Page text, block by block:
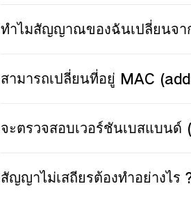
ทำไมสัญญาณของฉันเปลี่ยนจา
สามารถเปลี่ยนที่อยู่ MAC
จะตรวจสอบเวอร์ชันเบสแบนด์
สัญญาไม่เสถียรต้องทำอย่างไร